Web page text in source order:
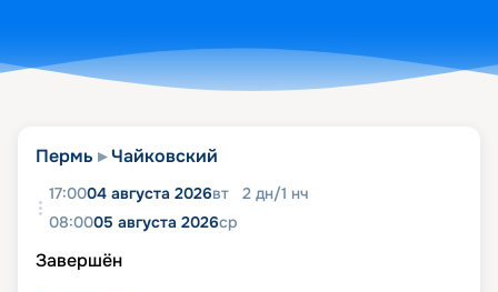
Пермь Чайковский
17:0004 августа 2026вт 2 дн/1 нч
08:0005 августа 2026ср
Завершён